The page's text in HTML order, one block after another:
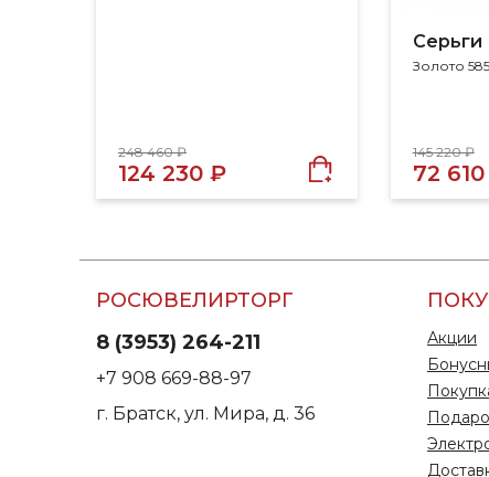
248 460 ₽
124 230 ₽
Серьги
Золото
145 220 ₽
72
РОСЮВЕЛИРТОРГ
8 (3953) 264-211
+7 908 669-88-97
г. Братск, ул. Мира, д. 36
Акции